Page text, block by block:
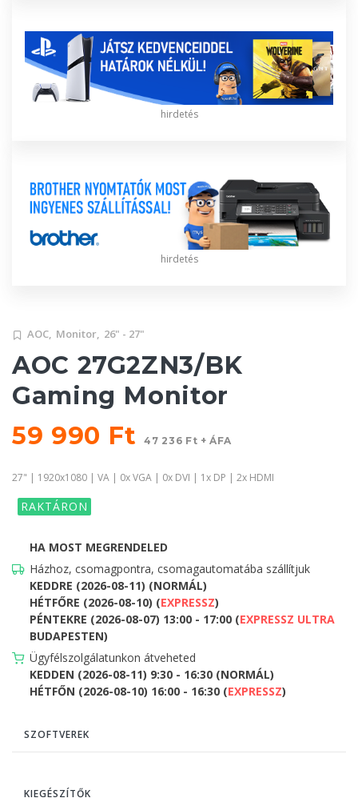
hirdetés
hirdetés
AOC, Monitor, 26" - 27"
AOC 27G2ZN3/BK
Gaming Monitor
59 990 Ft47 236 Ft + ÁFA
27" | 1920x1080 | VA | 0x VGA | 0x DVI | 1x DP | 2x HDMI
RAKTÁRON
HA MOST MEGRENDELED
Házhoz, csomagpontra, csomagautomatába szállítjuk
KEDDRE (2026-08-11) (NORMÁL)
HÉTFŐRE (2026-08-10) (EXPRESSZ)
PÉNTEKRE (2026-08-07) 13:00 - 17:00 (EXPRESSZ ULTRA
BUDAPESTEN)
Ügyfélszolgálatunkon átveheted
KEDDEN (2026-08-11) 9:30 - 16:30 (NORMÁL)
HÉTFŐN (2026-08-10) 16:00 - 16:30 (EXPRESSZ)
SZOFTVEREK
KIEGÉSZÍTŐK